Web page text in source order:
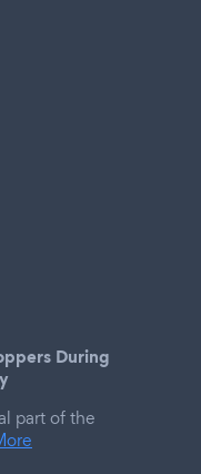
During
part of the